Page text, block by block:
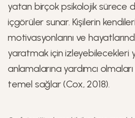
yatan birçok psikolojik sürece
içgörüler sunar. Kişilerin
motivasyonlarını ve
yaratmak için izleyebilecekleri
anlamalarına yardımcı
temel sağlar (Cox, 2018).